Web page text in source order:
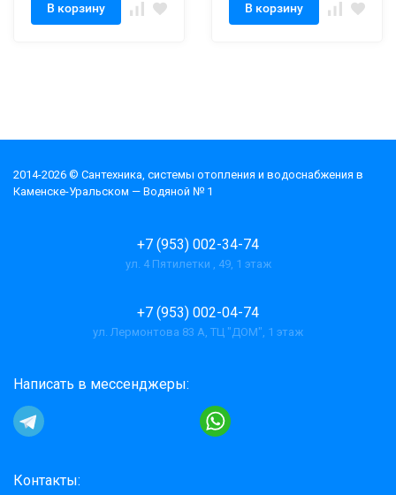
В корзину В корзину
2014-2026 © Cантехника, системы отопления и водоснабжения в
Каменске-Уральском — Водяной № 1
+7 (953) 002-34-74
ул. 4 Пятилетки , 49, 1 этаж
+7 (953) 002-04-74
ул. Лермонтова 83 А, ТЦ "ДОМ", 1 этаж
Написать в мессенджеры:
Контакты: